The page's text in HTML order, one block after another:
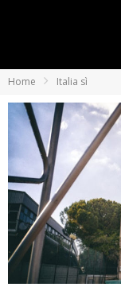
Home Italia sì